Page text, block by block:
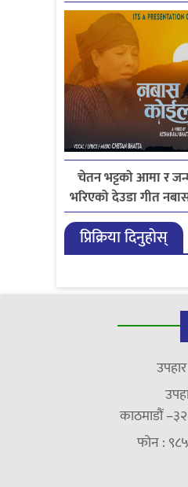
चेतन भट्टको आमा र
भरिएको देउडा गीत
प्रिक्रिया दिनुहोस्
काठमाडौं
फोन :